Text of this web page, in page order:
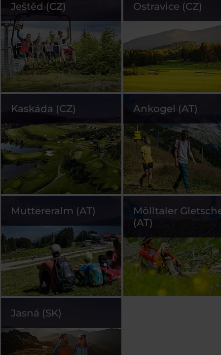
Ještěd (CZ) Ostravice (CZ)
Kaskáda (CZ) Ankogel (AT)
Muttereralm (AT)
Mölltaler
(AT)
Jasná (SK)